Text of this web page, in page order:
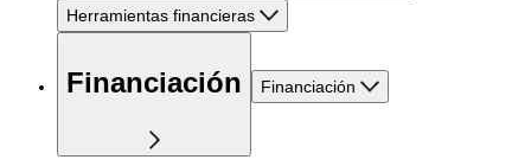
Herramientas financieras
Financiación Financiación